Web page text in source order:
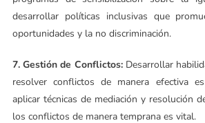
desarrollar políticas inclusivas que
oportunidades y la no discriminación.
7. Gestión de Conflictos:Desarrollar
resolver conflictos de manera efectiva
aplicar técnicas de mediación y resolución
los conflictos de manera temprana es vital.